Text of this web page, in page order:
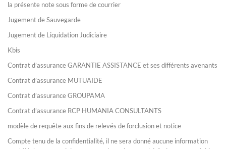
la présente note sous forme de courrier
Jugement de Sauvegarde
Jugement de Liquidation Judiciaire
Kbis
Contrat d’assurance GARANTIE ASSISTANCE et ses différents avenants
Contrat d’assurance MUTUAIDE
Contrat d’assurance GROUPAMA
Contrat d’assurance RCP HUMANIA CONSULTANTS
modèle de requête aux fins de relevés de forclusion et notice
Compte tenu de la confidentialité, il ne sera donné aucune information